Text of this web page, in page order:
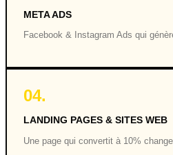
META ADS
Facebook & Instagram Ads qui
04.
LANDING PAGES & SITES WEB
Une page qui convertit à 10%